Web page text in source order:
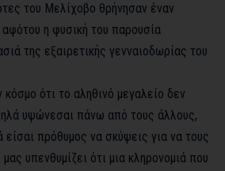
του Μελίχοβο θρήνησαν έναν
η φυσική του παρουσία
της εξαιρετικής γενναιοδωρίας του
ότι το αληθινό μεγαλείο δεν
υψώνεσαι πάνω από τους άλλους,
πρόθυμος να σκύψεις για να τους
υπενθυμίζει ότι μια κληρονομιά που